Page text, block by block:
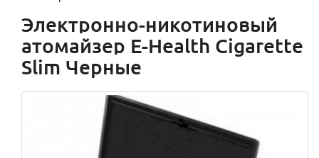
Электронно-никотиновый
атомайзер E-Health Cigarette
Slim Черные